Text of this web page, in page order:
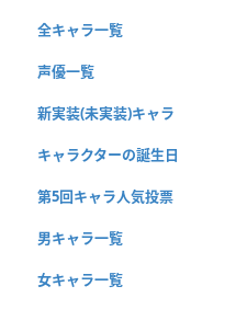
全キャラ一覧
声優一覧
新実装(未実装)キャラ
キャラクターの誕生日
第5回キャラ人気投票
男キャラ一覧
女キャラ一覧